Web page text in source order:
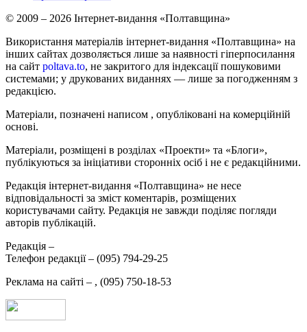
© 2009 – 2026 Інтернет-видання «Полтавщина»
Використання матеріалів інтернет-видання «Полтавщина» на
інших сайтах дозволяється лише за наявності гіперпосилання
на сайт poltava.to, не закритого для індексації пошуковими
системами; у друкованих виданнях — лише за погодженням з
редакцією.
Матеріали, позначені написом , опубліковані на комерційній
основі.
Матеріали, розміщені в розділах «Проекти» та «Блоги»,
публікуються за ініціативи сторонніх осіб і не є редакційними.
Редакція інтернет-видання «Полтавщина» не несе
відповідальності за зміст коментарів, розміщених
користувачами сайту. Редакція не завжди поділяє погляди
авторів публікацій.
Редакція –
Телефон редакції – (095) 794-29-25
Реклама на сайті – , (095) 750-18-53